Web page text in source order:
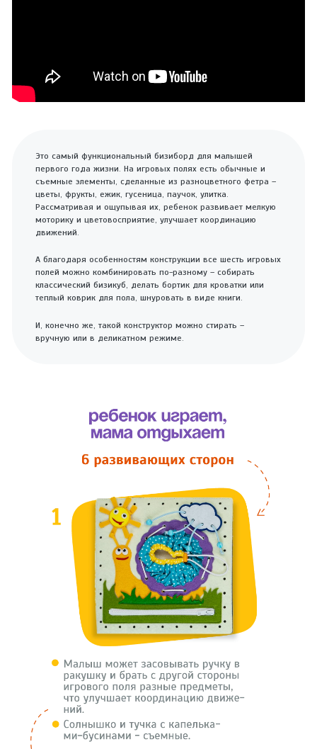
Это самый функциональный бизиборд для малышей
первого года жизни. На игровых полях есть обычные и
съемные элементы, сделанные из разноцветного фетра –
цветы, фрукты, ежик, гусеница, паучок, улитка.
Рассматривая и ощупывая их, ребенок развивает мелкую
моторику и цветовосприятие, улучшает координацию
движений.
А благодаря особенностям конструкции все шесть игровых
полей можно комбинировать по-разному – собирать
классический бизикуб, делать бортик для кроватки или
теплый коврик для пола, шнуровать в виде книги.
И, конечно же, такой конструктор можно стирать –
вручную или в деликатном режиме.